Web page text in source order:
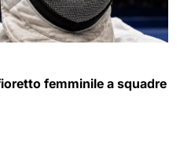
femminile a squadre